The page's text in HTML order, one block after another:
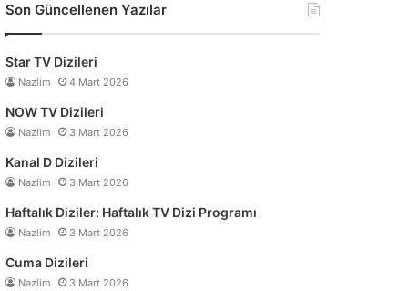
Son Güncellenen Yazılar
Star TV Dizileri
Nazlim 4 Mart 2026
NOW TV Dizileri
Nazlim 3 Mart 2026
Kanal D Dizileri
Nazlim 3 Mart 2026
Haftalık Diziler: Haftalık TV Dizi Programı
Nazlim 3 Mart 2026
Cuma Dizileri
Nazlim 3 Mart 2026